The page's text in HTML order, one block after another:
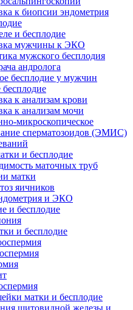
к биопсии эндометрия
и бесплодие
мужчины к ЭКО
мужского бесплодия
андролога
бесплодие у мужчин
к анализам крови
к анализам мочи
микроскопическое
сперматозоидов (ЭМИC)
и бесплодие
маточных труб
матки
яичников
и ЭКО
и бесплодие
и бесплодие
матки и бесплодие
щитовидной железы и